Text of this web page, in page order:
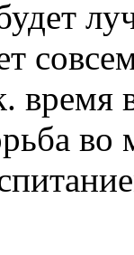
время
во